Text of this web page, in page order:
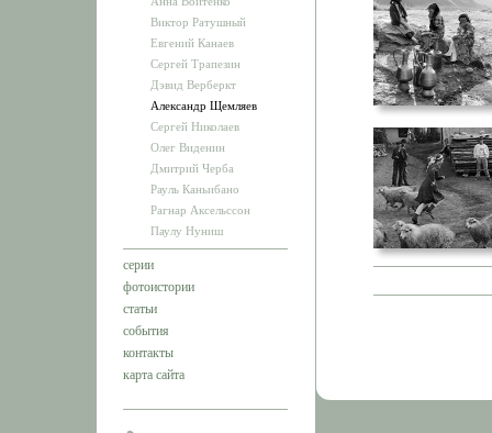
Виктор Ратушный
Евгений Канаев
Сергей Трапезин
Дэвид Верберкт
Александр Щемляев
Сергей Николаев
Олег Виденин
Дмитрий Черба
Рауль Каньибано
Рагнар Аксельссон
Паулу Нуниш
серии
фотоистории
статьи
события
контакты
карта сайта